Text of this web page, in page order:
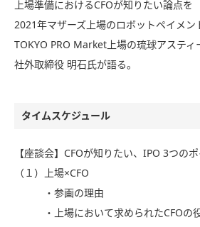
上場準備におけるCFOが知りたい論点を
2021年マザーズ上場のロボットペイメン
TOKYO PRO Market上場の琉球アスティ
社外取締役 明石氏が語る。
タイムスケジュール
【座談会】CFOが知りたい、IPO 3つの
（１）上場×CFO
・参画の理由
・上場において求められたCFOの